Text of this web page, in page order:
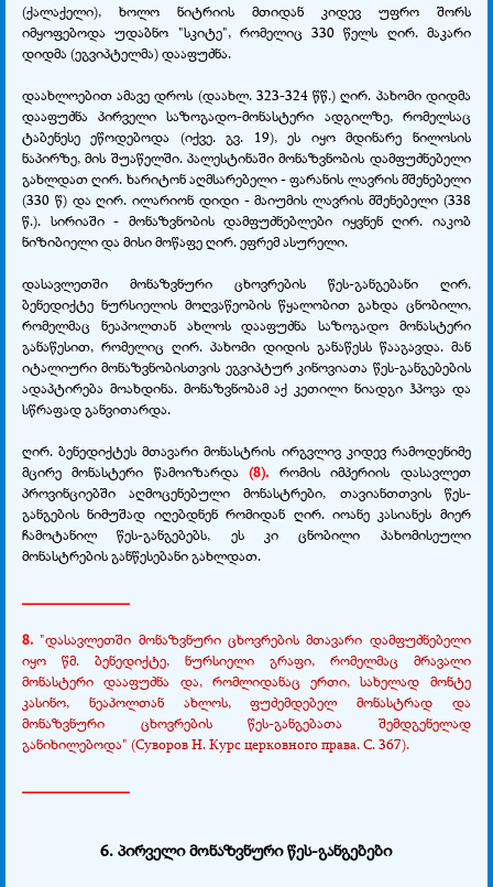
(ქალაქელი), ხოლო ნიტრიის მთიდან კიდევ უფრო შორს
იმყოფებოდა უდაბნო "სკიტე", რომელიც 330 წელს ღირ. მაკარი
დიდმა (ეგვიპტელმა) დააფუძნა.
დაახლოებით ამავე დროს (დაახლ. 323-324 წწ.) ღირ. პახომი დიდმა
დააფუძნა პირველი საზოგადო-მონასტერი ადგილზე, რომელსაც
ტაბენესე ეწოდებოდა (იქვე. გვ. 19), ეს იყო მდინარე ნილოსის
ნაპირზე, მის შუაწელში. პალესტინაში მონაზვნობის დამფუძნებელი
გახლდათ ღირ. ხარიტონ აღმსარებელი - ფარანის ლავრის მშენებელი
(330 წ) და ღირ. ილარიონ დიდი - მაიუმის ლავრის მშენებელი (338
წ.). სირიაში - მონაზვნობის დამფუძნებლები იყვნენ ღირ. იაკობ
ნიზიბიელი და მისი მოწაფე ღირ. ეფრემ ასურელი.
დასავლეთში მონაზვნური ცხოვრების წეს-განგებანი ღირ.
ბენედიქტე ნურსიელის მოღვაწეობის წყალობით გახდა ცნობილი,
რომელმაც ნეაპოლთან ახლოს დააფუძნა საზოგადო მონასტერი
განაწესით, რომელიც ღირ. პახომი დიდის განაწესს წააგავდა. მან
იტალიური მონაზვნობისთვის ეგვიპტურ კინოვიათა წეს-განგებების
ადაპტირება მოახდინა. მონაზვნობამ აქ კეთილი ნიადგი ჰპოვა და
სწრაფად განვითარდა.
ღირ. ბენედიქტეს მთავარი მონასტრის ირგვლივ კიდევ რამოდენიმე
მცირე მონასტერი წამოიზარდა(8). რომის იმპერიის დასავლეთ
პროვინციებში აღმოცენებული მონასტრები, თავიანთთვის წეს-
განგების ნიმუშად იღებდნენ რომიდან ღირ. იოანე კასიანეს მიერ
ჩამოტანილ წეს-განგებებს, ეს კი ცნობილი პახომისეული
მონასტრების განწესებანი გახლდათ.
8. "დასავლეთში მონაზვნური ცხოვრების მთავარი დამფუძნებელი
იყო წმ. ბენედიქტე, ნურსიელი გრაფი, რომელმაც მრავალი
მონასტერი დააფუძნა და, რომლიდანაც ერთი, სახელად მონტე
კასინო, ნეაპოლთან ახლოს, ფუძემდებელ მონასტრად და
მონაზვნური ცხოვრების წეს-განგებათა შემდგენელად
განიხილებოდა" (Суворов Н. Курс церковного права. С. 367).
6. პირველი მონაზვნური წეს-განგებები